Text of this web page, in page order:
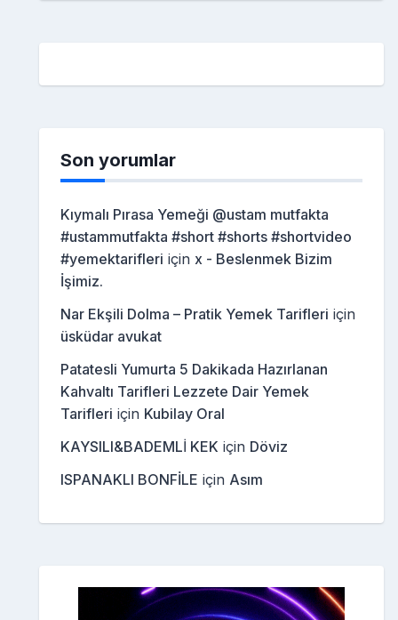
Son yorumlar
Kıymalı Pırasa Yemeği @ustam mutfakta
#ustammutfakta #short #shorts #shortvideo
#yemektarifleri için x - Beslenmek Bizim
İşimiz.
Nar Ekşili Dolma – Pratik Yemek Tarifleri için
üsküdar avukat
Patatesli Yumurta 5 Dakikada Hazırlanan
Kahvaltı Tarifleri Lezzete Dair Yemek
Tarifleri için Kubilay Oral
KAYSILI&BADEMLİ KEK için Döviz
ISPANAKLI BONFİLE için Asım